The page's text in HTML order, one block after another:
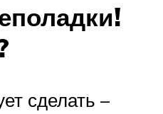
сделать –